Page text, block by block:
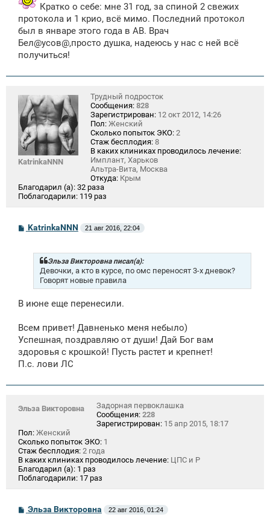
е
и
е
Кратко о себе: мне 31 год, за спиной 2 свежих
протокола и 1 крио, всё мимо. Последний протокол
был в январе этого года в АВ. Врач
Бел@усов@,просто душка, надеюсь у нас с ней всё
получиться!
KatrinkaNNN
Трудный подросток
Сообщения: 828
Зарегистрирован: 12 окт 2012, 14:26
Пол: Женский
Сколько попыток ЭКО: 2
Стаж бесплодия: 8
В каких клиниках проводилось лечение:
Имплант, Харьков
Альтра-Вита, Москва
Откуда: Крым
Благодарил (а): 32 раза
Поблагодарили: 119 раз
СKatrinkaNNN 21 авг 2016, 22:04
Эльза Викторовна писал(а):
Девочки, а кто в курсе, по омс переносят 3-х дневок?
Говорят новые правила
В июне еще перенесили.
Всем привет! Давненько меня небыло)
Успешная, поздравляю от души! Дай Бог вам
здоровья с крошкой! Пусть растет и крепнет!
П.с. лови ЛС
Эльза Викторовна
Задорная первоклашка
Сообщения: 228
Зарегистрирован: 15 апр 2015, 18:17
Пол: Женский
Сколько попыток ЭКО: 1
Стаж бесплодия: 2 года
В каких клиниках проводилось лечение: ЦПС и Р
Благодарил (а): 1 раз
Поблагодарили: 17 раз
СЭльза Викторовна 22 авг 2016, 01:24